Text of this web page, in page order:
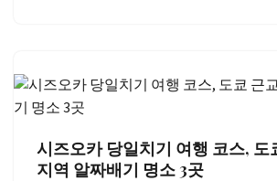
시즈오카 당일치기 여행 코스, 도
지역 알짜배기 명소 3곳